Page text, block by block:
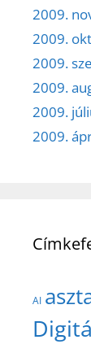
2009.
2009.
2009.
2009.
2009.
2009.
AI